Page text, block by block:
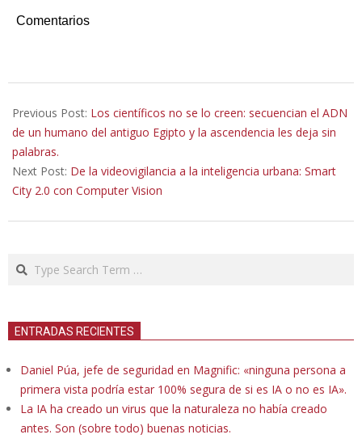
Comentarios
12-
10
Previous Post: Los científicos no se lo creen: secuencian el ADN
de un humano del antiguo Egipto y la ascendencia les deja sin
palabras.
Next Post: De la videovigilancia a la inteligencia urbana: Smart
City 2.0 con Computer Vision
Search
ENTRADAS RECIENTES
Daniel Púa, jefe de seguridad en Magnific: «ninguna persona a
primera vista podría estar 100% segura de si es IA o no es IA».
La IA ha creado un virus que la naturaleza no había creado
antes. Son (sobre todo) buenas noticias.